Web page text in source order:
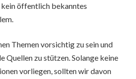
öffentlich bekanntes
Themen vorsichtig zu sein und
Quellen zu stützen. Solange keine
vorliegen, sollten wir davon